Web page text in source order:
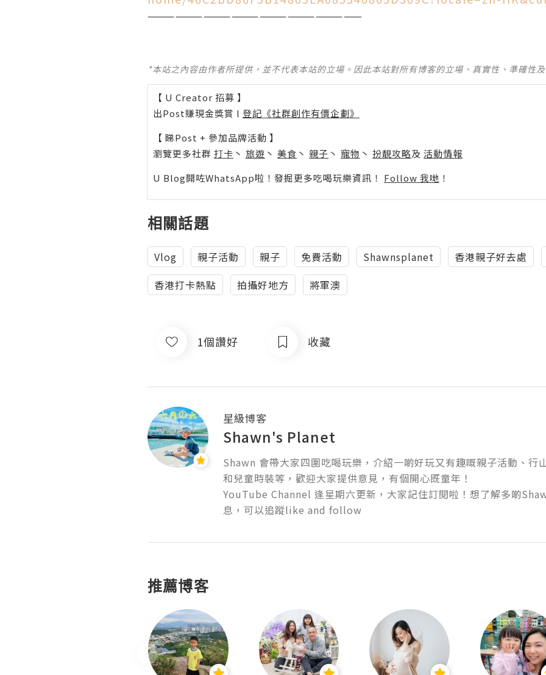
———————————————————————
*本站之內容由作者所提供，並不代表本站的立場。因此本站對所有博客的立場、真實性、準確性
【 U Creator 招募 】
出Post賺現金獎賞 l 登記《社群創作有價企劃》
【 睇Post + 參加品牌活動 】
瀏覽更多社群 打卡 丶 旅遊 丶 美食 丶 親子 丶 寵物 丶 扮靚攻略及 活動情報
U Blog開咗WhatsApp啦！發掘更多吃喝玩樂資訊！ Follow 我哋 ！
相關話題
Vlog 親子活動 親子 免費活動 Shawnsplanet 香港親子好去處
香港打卡熱點
拍攝好地方 將軍澳
1個讚好 收藏
星級博客
Shawn's Planet
Shawn 會帶大家四圍吃喝玩樂，介紹一啲好玩又有趣嘅親子活動、
和兒童時裝等，歡迎大家提供意見，有個開心既童年！
YouTube Channel 逢星期六更新，大家記住訂閱啦！想了解多啲
息，可以追蹤like and follow
推薦博客